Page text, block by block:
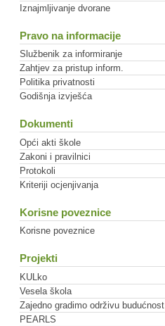
Iznajmljivanje dvorane
Pravo na informacije
Službenik za informiranje
Zahtjev za pristup inform.
Politika privatnosti
Godišnja izvješća
Dokumenti
Opći akti škole
Zakoni i pravilnici
Protokoli
Kriteriji ocjenjivanja
Korisne poveznice
Korisne poveznice
Projekti
KULko
Vesela škola
Zajedno gradimo održivu budućnost
PEARLS